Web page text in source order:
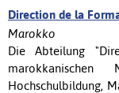
Direction de la
Marokko
Die Abteilung
Hochschulbildung,